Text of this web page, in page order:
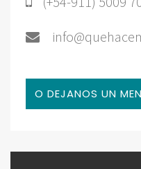
O DEJANOS UN